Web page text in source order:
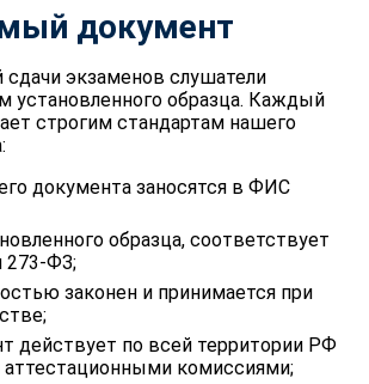
документ
экзаменов слушатели
установленного образца. Каждый
строгим стандартам нашего
документа заносятся в ФИС
образца, соответствует
273-ФЗ;
законен и принимается при
действует по всей территории РФ
аттестационными комиссиями;